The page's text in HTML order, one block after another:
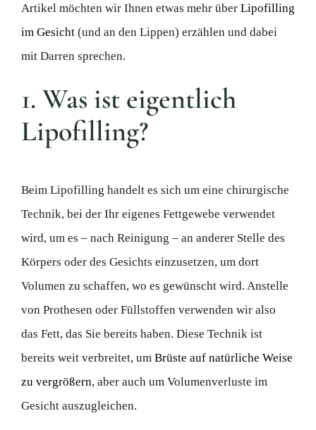
Artikel möchten wir Ihnen etwas mehr über Lipofilling
im Gesicht (und an den Lippen) erzählen und dabei
mit Darren sprechen.
1. Was ist eigentlich
Lipofilling?
Beim Lipofilling handelt es sich um eine chirurgische
Technik, bei der Ihr eigenes Fettgewebe verwendet
wird, um es – nach Reinigung – an anderer Stelle des
Körpers oder des Gesichts einzusetzen, um dort
Volumen zu schaffen, wo es gewünscht wird. Anstelle
von Prothesen oder Füllstoffen verwenden wir also
das Fett, das Sie bereits haben. Diese Technik ist
bereits weit verbreitet, um Brüste auf natürliche Weise
zu vergrößern, aber auch um Volumenverluste im
Gesicht auszugleichen.